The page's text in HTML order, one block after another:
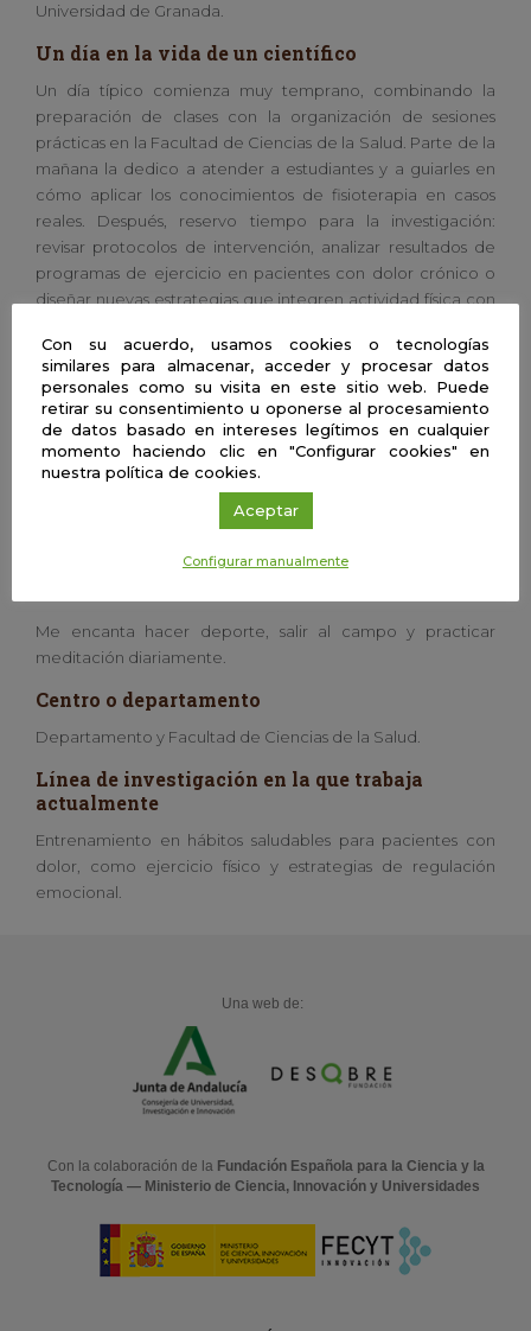
Universidad de Granada.
Un día en la vida de un científico
Un día típico comienza muy temprano, combinando la
preparación de clases con la organización de sesiones
prácticas en la Facultad de Ciencias de la Salud. Parte de la
mañana la dedico a atender a estudiantes y a guiarles en
cómo aplicar los conocimientos de fisioterapia en casos
reales. Después, reservo tiempo para la investigación:
revisar protocolos de intervención, analizar resultados de
programas de ejercicio en pacientes con dolor crónico o
diseñar nuevas estrategias que integren actividad física con
Por la tarde, suelo reunirme con mi equipo de investigación
para coordinar proyectos y compartir avances. También
participo en actividades de divulgación y en la preparación
de materiales didácticos que acerquen la fisioterapia y los
hábitos saludables a la sociedad. Aunque es un ritmo
se complementan para mejorar la calidad de vida de las
Me encanta hacer deporte, salir al campo y practicar
meditación diariamente.
Centro o departamento
Departamento y Facultad de Ciencias de la Salud.
Línea de investigación en la que trabaja
actualmente
Entrenamiento en hábitos saludables para pacientes con
dolor, como ejercicio físico y estrategias de regulación
emocional.
Una web de:
Con la colaboración de la Fundación Española para la Ciencia y la
Tecnología — Ministerio de Ciencia, Innovación y Universidades
Con su acuerdo, usamos cookies o tecnologías
similares para almacenar, acceder y procesar datos
personales como su visita en este sitio web. Puede
retirar su consentimiento u oponerse al procesamiento
de datos basado en intereses legítimos en cualquier
momento haciendo clic en "Configurar cookies" en
nuestra política de cookies.
Aceptar
Configurar manualmente